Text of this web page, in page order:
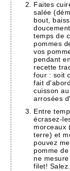
Faites
salée
bout,
temps de
pommes
vos
pendant
recette
four : soit
fait
cuisson
arrosées
Entre
écrasez-
morceaux
terre) et
pouvez
pomme
ne
filet! Salez.